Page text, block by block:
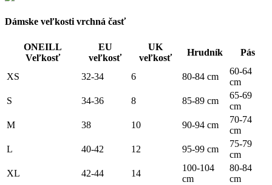
Dámske veľkosti vrchná časť
ONEILL
Veľkosť
EU
veľkosť
UK
veľkosť
Hrudník Pás
XS 32-34 6 80-84 cm
60-64
cm
S
34-36 8 85-89 cm
65-69
cm
M
38 10 90-94 cm
70-74
cm
L
40-42 12 95-99 cm
75-79
cm
XL
42-44 14
100-104
cm
80-84
cm